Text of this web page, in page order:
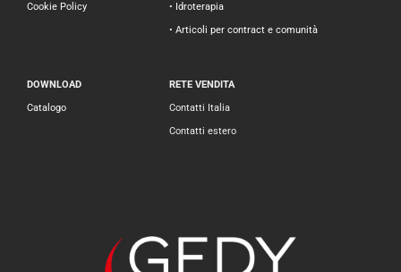
Cookie Policy
• Idroterapia
• Articoli per contract e comunità
DOWNLOAD
Catalogo
RETE VENDITA
Contatti Italia
Contatti estero